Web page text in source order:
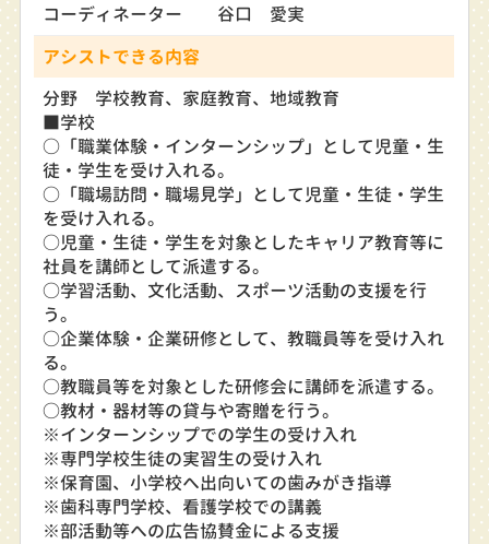
コーディネーター 谷口 愛実
アシストできる内容
分野 学校教育、家庭教育、地域教育
■学校
○「職業体験・インターンシップ」として児童・生
徒・学生を受け入れる。
○「職場訪問・職場見学」として児童・生徒・学生
を受け入れる。
○児童・生徒・学生を対象としたキャリア教育等に
社員を講師として派遣する。
○学習活動、文化活動、スポーツ活動の支援を行
う。
○企業体験・企業研修として、教職員等を受け入れ
る。
○教職員等を対象とした研修会に講師を派遣する。
○教材・器材等の貸与や寄贈を行う。
※インターンシップでの学生の受け入れ
※専門学校生徒の実習生の受け入れ
※保育園、小学校へ出向いての歯みがき指導
※歯科専門学校、看護学校での講義
※部活動等への広告協賛金による支援